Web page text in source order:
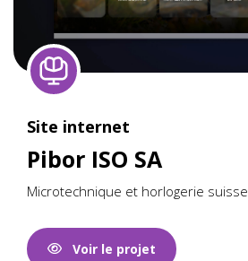
Site internet
Pibor ISO SA
Microtechnique et horlogerie suisse
Voir le projet